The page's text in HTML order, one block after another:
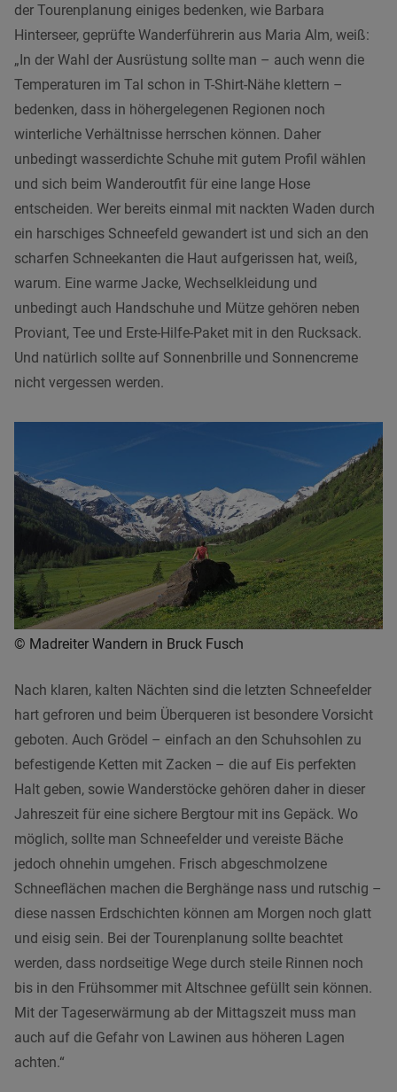
der Tourenplanung einiges bedenken, wie Barbara
Hinterseer, geprüfte Wanderführerin aus Maria Alm, weiß:
„In der Wahl der Ausrüstung sollte man – auch wenn die
Temperaturen im Tal schon in T-Shirt-Nähe klettern –
bedenken, dass in höhergelegenen Regionen noch
winterliche Verhältnisse herrschen können. Daher
unbedingt wasserdichte Schuhe mit gutem Profil wählen
und sich beim Wanderoutfit für eine lange Hose
entscheiden. Wer bereits einmal mit nackten Waden durch
ein harschiges Schneefeld gewandert ist und sich an den
scharfen Schneekanten die Haut aufgerissen hat, weiß,
warum. Eine warme Jacke, Wechselkleidung und
unbedingt auch Handschuhe und Mütze gehören neben
Proviant, Tee und Erste-Hilfe-Paket mit in den Rucksack.
Und natürlich sollte auf Sonnenbrille und Sonnencreme
nicht vergessen werden.
© Madreiter Wandern in Bruck Fusch
Nach klaren, kalten Nächten sind die letzten Schneefelder
hart gefroren und beim Überqueren ist besondere Vorsicht
geboten. Auch Grödel – einfach an den Schuhsohlen zu
befestigende Ketten mit Zacken – die auf Eis perfekten
Halt geben, sowie Wanderstöcke gehören daher in dieser
Jahreszeit für eine sichere Bergtour mit ins Gepäck. Wo
möglich, sollte man Schneefelder und vereiste Bäche
jedoch ohnehin umgehen. Frisch abgeschmolzene
Schneeflächen machen die Berghänge nass und rutschig –
diese nassen Erdschichten können am Morgen noch glatt
und eisig sein. Bei der Tourenplanung sollte beachtet
werden, dass nordseitige Wege durch steile Rinnen noch
bis in den Frühsommer mit Altschnee gefüllt sein können.
Mit der Tageserwärmung ab der Mittagszeit muss man
auch auf die Gefahr von Lawinen aus höheren Lagen
achten.“